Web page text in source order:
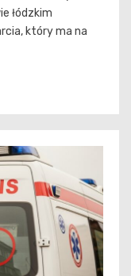
łódzkim
który ma na